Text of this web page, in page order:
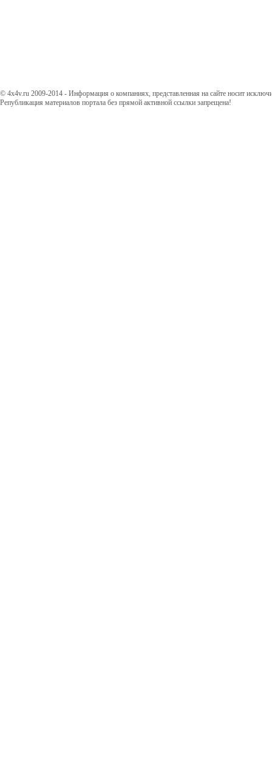
© 4x4v.ru 2009-2014 - Информация о компаниях, представленная на сайте носит
Републикация материалов портала без прямой активной ссылки запрещена!